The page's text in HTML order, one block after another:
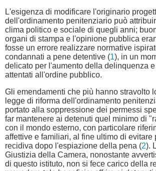
L'esigenza di modificare l'originario
dell'ordinamento penitenziario può
clima politico e sociale di quegli anni;
organi di stampa e l'opinione pubblica
fosse un errore realizzare normative
condannati a pene detentive (1), in un
delicato per l'aumento della delinquenza
attentati all'ordine pubblico.
Gli emendamenti che più hanno stravolto
legge di riforma dell'ordinamento
portato alla soppressione dei permessi
far mantenere ai detenuti quel minimo di
con il mondo esterno, con particolare
affettive e familiari, al fine ultimo di evitare
recidiva dopo l'espiazione della pena (2).
Giustizia della Camera, nonostante
di questo istituto, non si fece carico della